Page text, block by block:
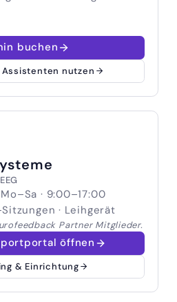
buchen
nutzen
· 9:00–17:00
· Leihgerät
Partner Mitglieder.
öffnen
& Einrichtung